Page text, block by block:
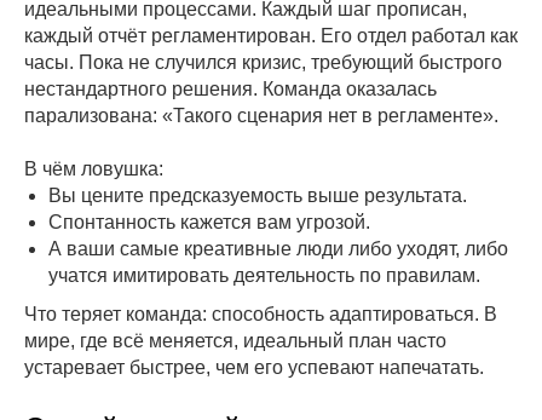
идеальными процессами. Каждый шаг прописан,
каждый отчёт регламентирован. Его отдел работал как
часы. Пока не случился кризис, требующий быстрого
нестандартного решения. Команда оказалась
парализована: «Такого сценария нет в регламенте».
В чём ловушка:
Вы цените предсказуемость выше результата.
Спонтанность кажется вам угрозой.
А ваши самые креативные люди либо уходят, либо
учатся имитировать деятельность по правилам.
Что теряет команда: способность адаптироваться. В
мире, где всё меняется, идеальный план часто
устаревает быстрее, чем его успевают напечатать.